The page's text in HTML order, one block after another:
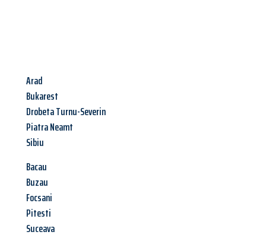
Arad
Bukarest
Drobeta Turnu-Severin
Piatra Neamt
Sibiu
Bacau
Buzau
Focsani
Pitesti
Suceava